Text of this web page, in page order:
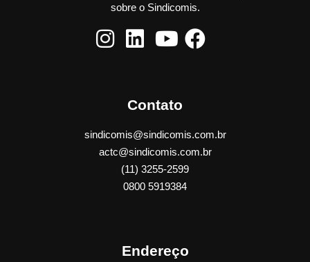
sobre o Sindicomis.
Contato
sindicomis@sindicomis.com.br
actc@sindicomis.com.br
(11) 3255-2599
0800 5919384
Endereço